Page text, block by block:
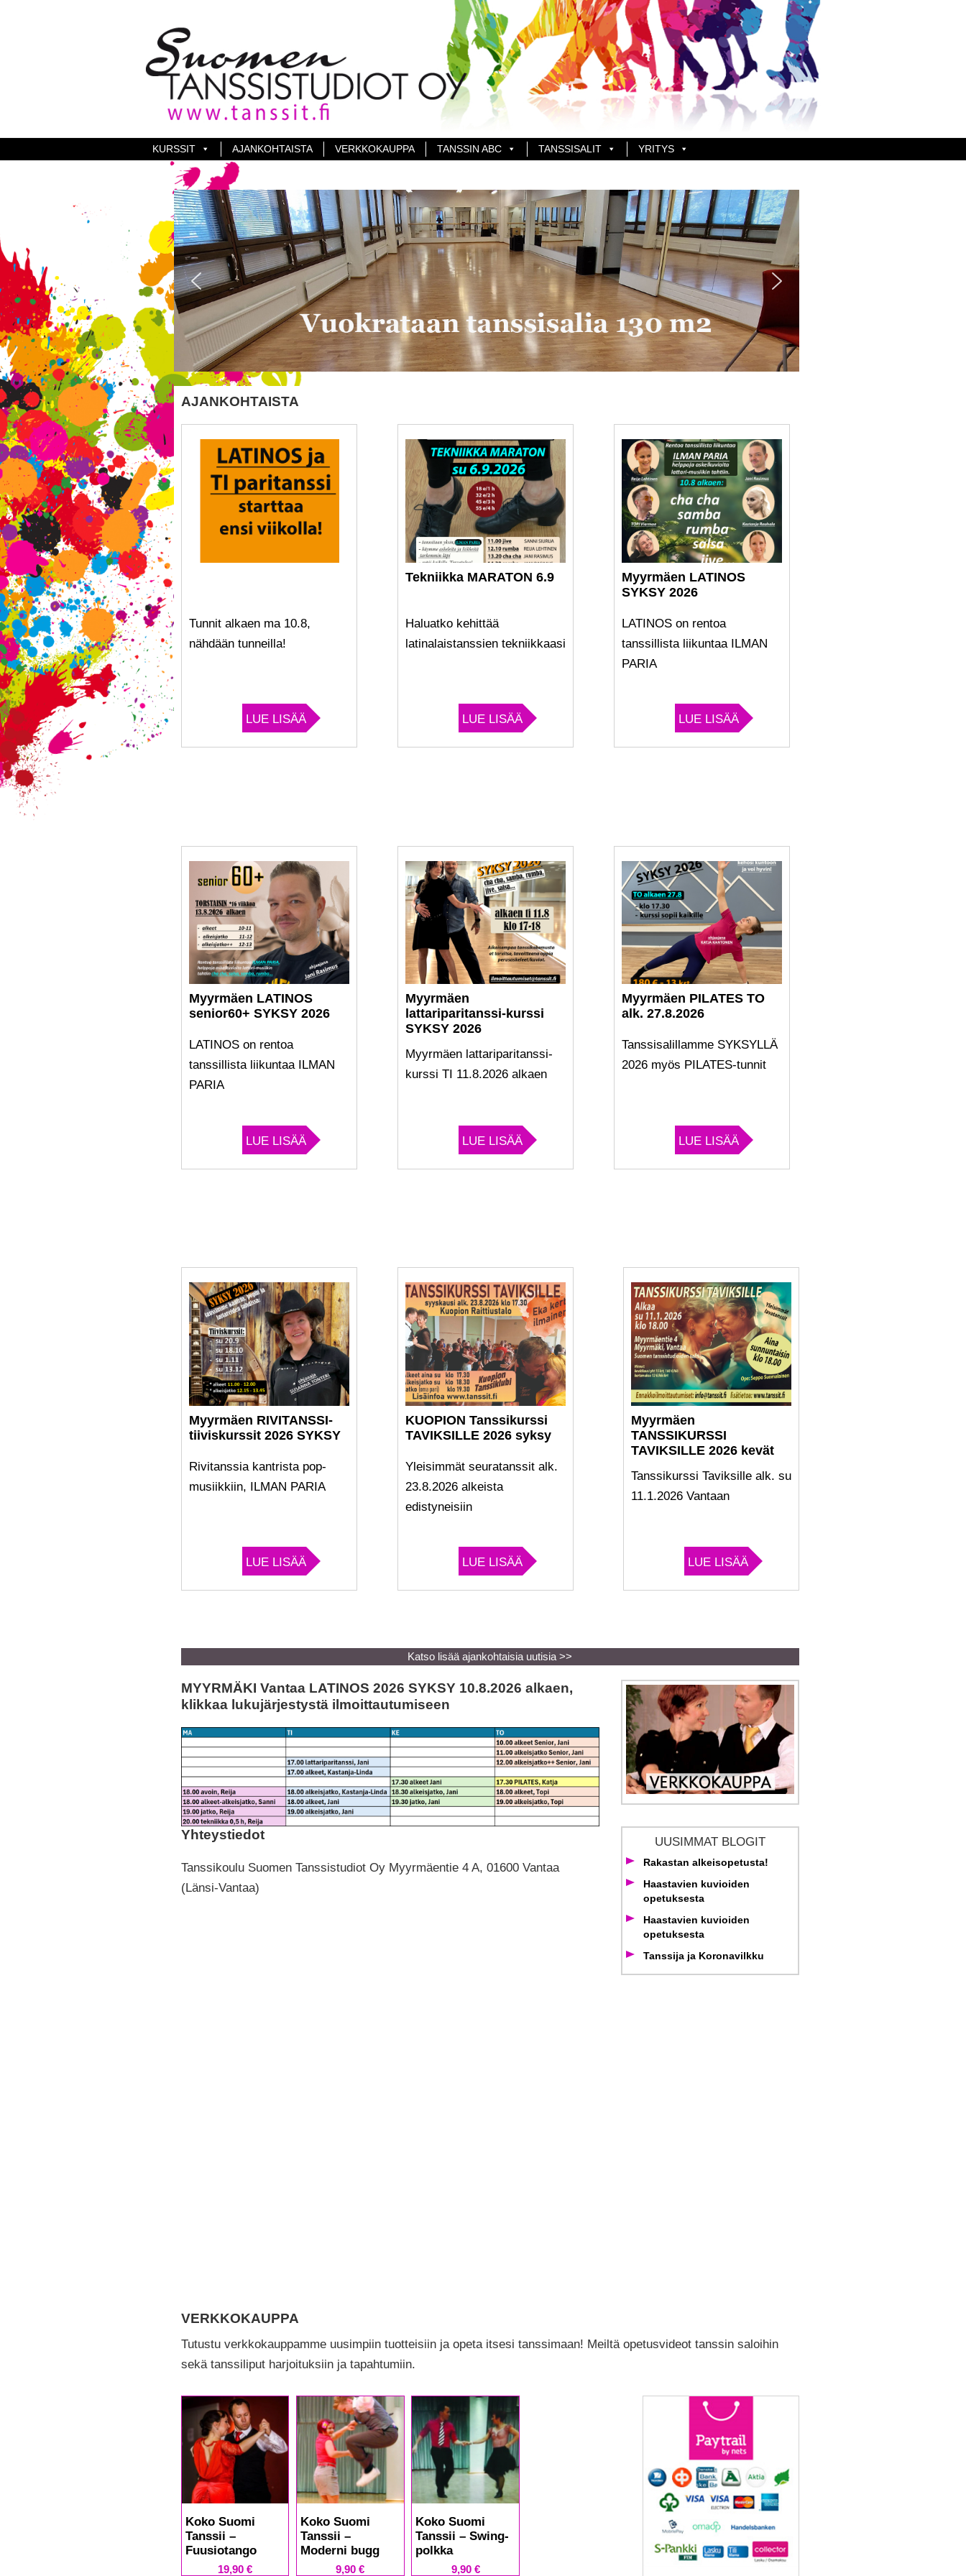
KURSSIT AJANKOHTAISTA VERKKOKAUPPA TANSSIN ABC TANSSISALIT YRITYS
AJANKOHTAISTA
Tunnit alkaen ma 10.8,
nähdään tunneilla!
LUE LISÄÄ
Tekniikka MARATON 6.9
Haluatko kehittää
latinalaistanssien tekniikkaasi
LUE LISÄÄ
Myyrmäen LATINOS
SYKSY 2026
LATINOS on rentoa
tanssillista liikuntaa ILMAN
PARIA
LUE LISÄÄ
Myyrmäen LATINOS
senior60+ SYKSY 2026
LATINOS on rentoa
tanssillista liikuntaa ILMAN
PARIA
LUE LISÄÄ
Myyrmäen
lattariparitanssi-kurssi
SYKSY 2026
Myyrmäen lattariparitanssi-
kurssi TI 11.8.2026 alkaen
LUE LISÄÄ
Myyrmäen PILATES TO
alk. 27.8.2026
Tanssisalillamme SYKSYLLÄ
2026 myös PILATES-tunnit
LUE LISÄÄ
Myyrmäen RIVITANSSI-
tiiviskurssit 2026 SYKSY
Rivitanssia kantrista pop-
musiikkiin, ILMAN PARIA
LUE LISÄÄ
KUOPION Tanssikurssi
TAVIKSILLE 2026 syksy
Yleisimmät seuratanssit alk.
23.8.2026 alkeista
edistyneisiin
LUE LISÄÄ
Myyrmäen
TANSSIKURSSI
TAVIKSILLE 2026 kevät
Tanssikurssi Taviksille alk. su
11.1.2026 Vantaan
LUE LISÄÄ
Katso lisää ajankohtaisia uutisia >>
MYYRMÄKI Vantaa LATINOS 2026 SYKSY 10.8.2026 alkaen,
klikkaa lukujärjestystä ilmoittautumiseen
Yhteystiedot
Tanssikoulu Suomen Tanssistudiot Oy Myyrmäentie 4 A, 01600 Vantaa
(Länsi-Vantaa)
UUSIMMAT BLOGIT
Rakastan alkeisopetusta!
Haastavien kuvioiden
opetuksesta
Haastavien kuvioiden
opetuksesta
Tanssija ja Koronavilkku
VERKKOKAUPPA
Tutustu verkkokauppamme uusimpiin tuotteisiin ja opeta itsesi tanssimaan! Meiltä opetusvideot tanssin saloihin
sekä tanssiliput harjoituksiin ja tapahtumiin.
Koko Suomi
Tanssii –
Fuusiotango
19,90 €
Koko Suomi
Tanssii –
Moderni bugg
9,90€
Koko Suomi
Tanssii – Swing-
polkka
9,90 €